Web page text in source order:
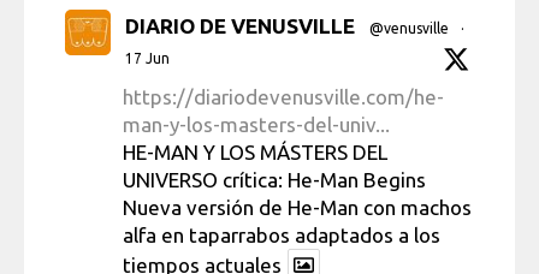
DIARIO DE VENUSVILLE @venusville
·
17 Jun
https://diariodevenusville.com/he-
man-y-los-masters-del-univ...
HE-MAN Y LOS MÁSTERS DEL
UNIVERSO crítica: He-Man Begins
Nueva versión de He-Man con machos
alfa en taparrabos adaptados a los
tiempos actuales